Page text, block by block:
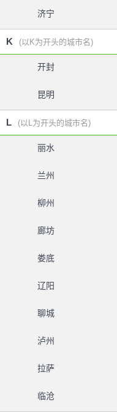
济宁
K (以K为开头的城市名)
开封
昆明
L (以L为开头的城市名)
丽水
兰州
柳州
廊坊
娄底
辽阳
聊城
泸州
拉萨
临沧